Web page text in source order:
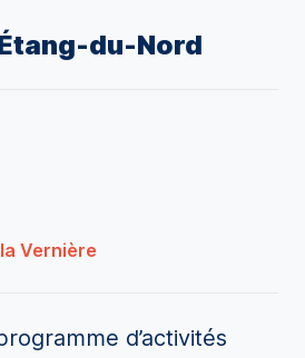
du-Nord
Vernière
d’activités